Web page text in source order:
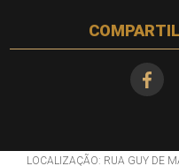
LOCALIZAÇÃO: RUA GUY DE